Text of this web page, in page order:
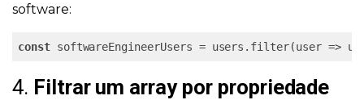
software:
const softwareEngineerUsers = users.filter(user =>
4. Filtrar um array por propriedade